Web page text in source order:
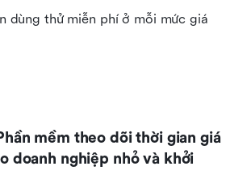
dùng thử miễn phí ở mỗi mức giá
mềm theo dõi thời gian giá
doanh nghiệp nhỏ và khởi